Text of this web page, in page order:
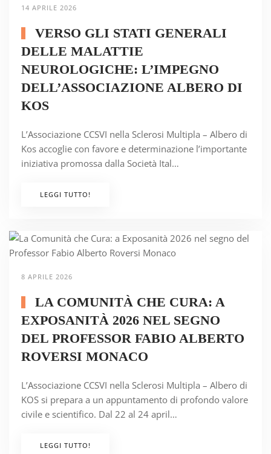
14 APRILE 2026
VERSO GLI STATI GENERALI
DELLE MALATTIE
NEUROLOGICHE: L’IMPEGNO
DELL’ASSOCIAZIONE ALBERO DI
KOS
L’Associazione CCSVI nella Sclerosi Multipla – Albero di
Kos accoglie con favore e determinazione l’importante
iniziativa promossa dalla Società Ital…
LEGGI TUTTO!
8 APRILE 2026
LA COMUNITÀ CHE CURA: A
EXPOSANITÀ 2026 NEL SEGNO
DEL PROFESSOR FABIO ALBERTO
ROVERSI MONACO
L’Associazione CCSVI nella Sclerosi Multipla – Albero di
KOS si prepara a un appuntamento di profondo valore
civile e scientifico. Dal 22 al 24 april…
LEGGI TUTTO!